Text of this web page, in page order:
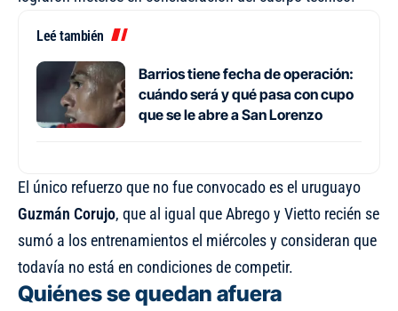
Leé también
Barrios tiene fecha de operación:
cuándo será y qué pasa con cupo
que se le abre a San Lorenzo
El único refuerzo que no fue convocado es el uruguayo
Guzmán Corujo, que al igual que Abrego y Vietto recién se
sumó a los entrenamientos el miércoles y consideran que
todavía no está en condiciones de competir.
Quiénes se quedan afuera